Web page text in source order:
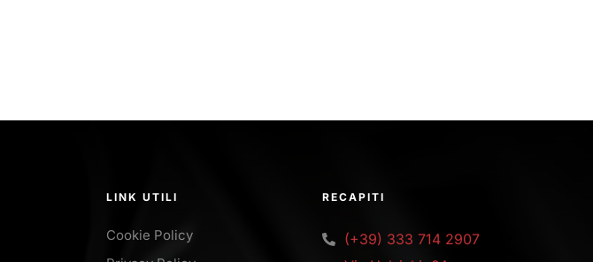
LINK UTILI
Cookie Policy
RECAPITI
(+39) 333 714 2907